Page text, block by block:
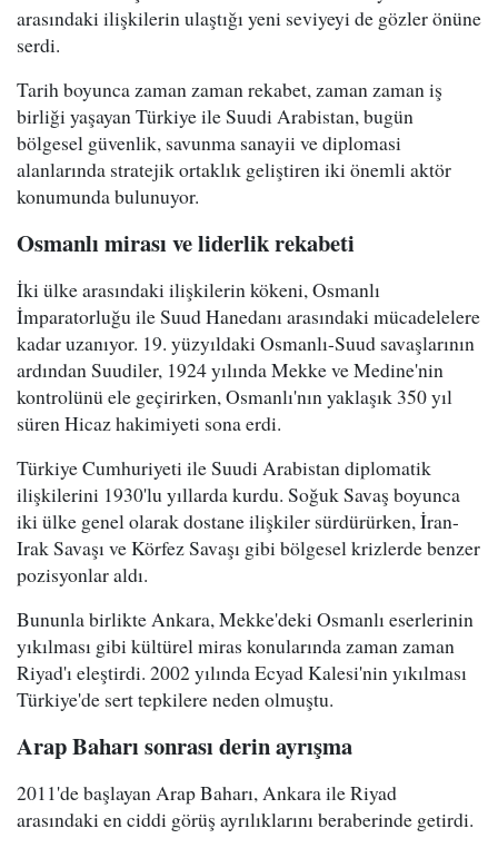
arasındaki ilişkilerin ulaştığı yeni seviyeyi de gözler önüne
serdi.
Tarih boyunca zaman zaman rekabet, zaman zaman iş
birliği yaşayan Türkiye ile Suudi Arabistan, bugün
bölgesel güvenlik, savunma sanayii ve diplomasi
alanlarında stratejik ortaklık geliştiren iki önemli aktör
konumunda bulunuyor.
Osmanlı mirası ve liderlik rekabeti
İki ülke arasındaki ilişkilerin kökeni, Osmanlı
İmparatorluğu ile Suud Hanedanı arasındaki mücadelelere
kadar uzanıyor. 19. yüzyıldaki Osmanlı-Suud savaşlarının
ardından Suudiler, 1924 yılında Mekke ve Medine'nin
kontrolünü ele geçirirken, Osmanlı'nın yaklaşık 350 yıl
süren Hicaz hakimiyeti sona erdi.
Türkiye Cumhuriyeti ile Suudi Arabistan diplomatik
ilişkilerini 1930'lu yıllarda kurdu. Soğuk Savaş boyunca
iki ülke genel olarak dostane ilişkiler sürdürürken, İran-
Irak Savaşı ve Körfez Savaşı gibi bölgesel krizlerde benzer
pozisyonlar aldı.
Bununla birlikte Ankara, Mekke'deki Osmanlı eserlerinin
yıkılması gibi kültürel miras konularında zaman zaman
Riyad'ı eleştirdi. 2002 yılında Ecyad Kalesi'nin yıkılması
Türkiye'de sert tepkilere neden olmuştu.
Arap Baharı sonrası derin ayrışma
2011'de başlayan Arap Baharı, Ankara ile Riyad
arasındaki en ciddi görüş ayrılıklarını beraberinde getirdi.